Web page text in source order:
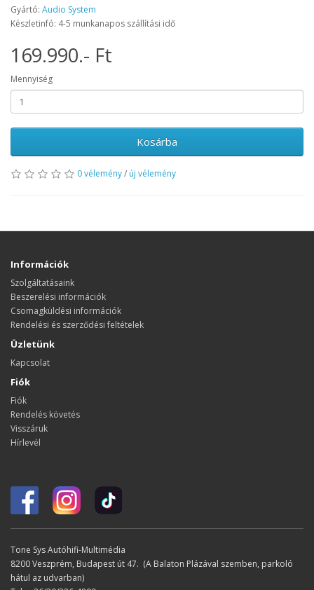
Gyártó: Audio System
Készletinfó: 4-5 munkanapos szállítási idő
169.990.- Ft
Mennyiség
Kosárba
0 vélemény/ új vélemény
Információk
Szolgáltatásaink
Beszerelési információk
Csomagküldési információk
Rendelési és szerződési feltételek
Üzletünk
Kapcsolat
Fiók
Fiók
Rendelés követés
Visszáruk
Hírlevél
Tone Sys Autóhifi-Multimédia
8200 Veszprém, Budapest út 47. (A Balaton Plázával szemben, parkoló
hátul az udvarban)